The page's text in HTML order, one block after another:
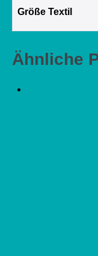
Größe Textil
Ähnliche